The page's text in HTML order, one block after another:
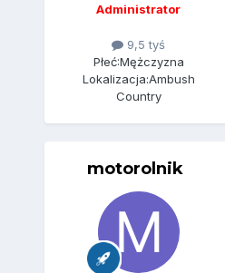
Administrator
9,5 tyś
Płeć:Mężczyzna
Lokalizacja:Ambush
Country
motorolnik